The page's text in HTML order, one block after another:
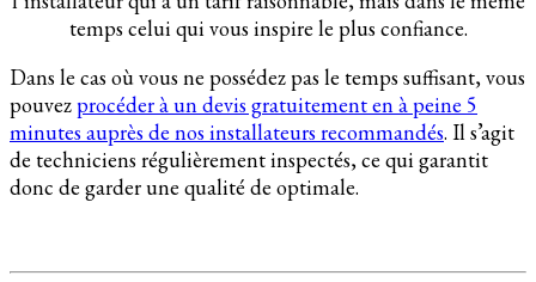
temps celui qui vous inspire le plus confiance.
Dans le cas où vous ne possédez pas le temps suffisant, vous
pouvezprocéder à un devis gratuitement en à peine 5
minutes auprès de nos installateurs recommandés. Il s’agit
de techniciens régulièrement inspectés, ce qui garantit
donc de garder une qualité de optimale.